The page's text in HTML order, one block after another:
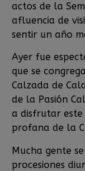
actos de la
afluencia de
sentir un año
Ayer fue
que se
Calzada de
de la Pasión
a disfrutar este
profana de la
Mucha gente
procesiones